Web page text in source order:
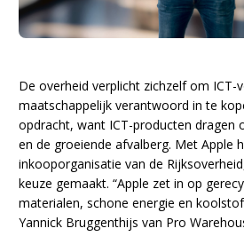
De overheid verplicht zichzelf om ICT-
maatschappelijk verantwoord in te
opdracht, want ICT-producten dragen
en de groeiende afvalberg. Met Apple
inkooporganisatie van de
keuze gemaakt. “Apple zet in op
materialen, schone energie en
Yannick Bruggenthijs van Pro